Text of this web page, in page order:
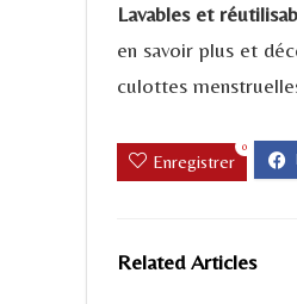
Lavables et
en savoir plus et
culottes
Enregistrer
0
Related Articles